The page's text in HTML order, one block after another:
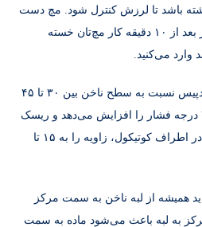
باشد تا لرزش کنترل شود. مچ دست
باید آزاد و بدون تنش باشد؛ اگر بعد از ۱۰ دقیقه کار مچ‌تان خسته
وارد می‌کنید.
زاویه ایده‌آل هندپیس نسبت به سطح ناخن بین ۳۰ تا ۴۵
درجه است. زاویه بیشتر از ۴۵ درجه فشار را افزایش می‌دهد و ریسک
آسیب را بالا می‌برد. برای کار در اطراف کوتیکول، زاویه را به ۱۵ تا
همیشه از لبه ناخن به سمت مرکز
به لبه باعث می‌شود ماده به سمت